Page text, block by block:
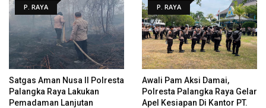
P. RAYA
Satgas Aman Nusa II Polresta
Palangka Raya Lakukan
Pemadaman Lanjutan
P. RAYA
Awali Pam Aksi Damai,
Polresta Palangka Raya Gelar
Apel Kesiapan Di Kantor PT.